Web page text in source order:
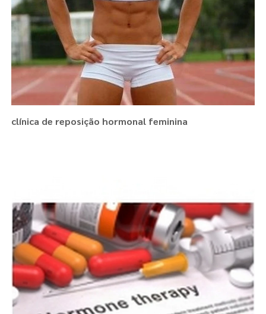
clínica de reposição hormonal feminina